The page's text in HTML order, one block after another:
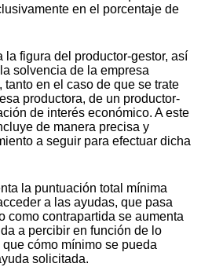
en el porcentaje de
la figura del productor-gestor, así
solvencia de la empresa
en el caso de que se trate
productora, de un productor-
de interés económico. A este
de manera precisa y
a seguir para efectuar dicha
la puntuación total mínima
a las ayudas, que pasa
como contrapartida se aumenta
a percibir en función de lo
cómo mínimo se pueda
solicitada.